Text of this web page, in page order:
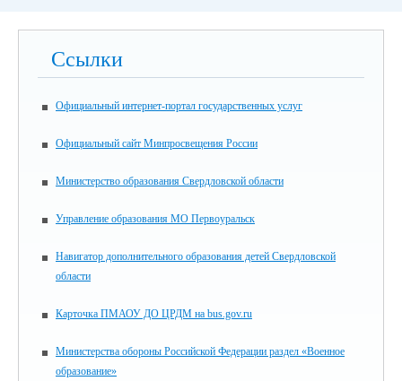
Ссылки
Официальный интернет-портал государственных услуг
Официальный сайт Минпросвещения России
Министерство образования Свердловской области
Управление образования МО Первоуральск
Навигатор дополнительного образования детей Свердловской
области
Карточка ПМАОУ ДО ЦРДМ на bus.gov.ru
Министерства обороны Российской Федерации раздел «Военное
образование»